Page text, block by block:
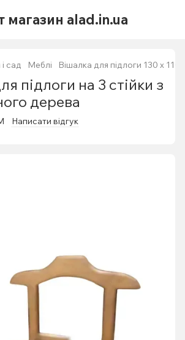
магазин alad.in.ua
сад Меблі Вішалка для підлоги 130 x 110
підлоги на 3 стійки з
дерева
Написати відгук